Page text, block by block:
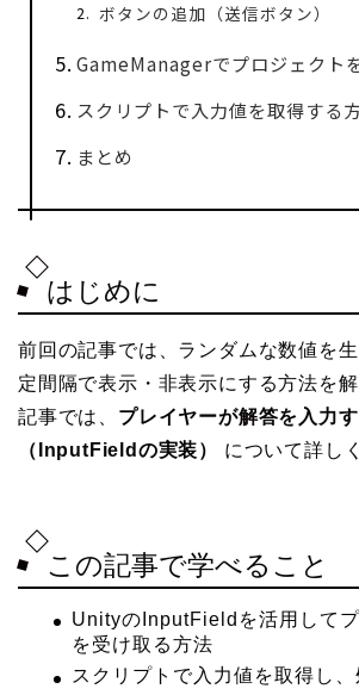
ボタンの追加（送信ボタン）
GameManagerでプロジェクト
スクリプトで入力値を取得する
まとめ
はじめに
前回の記事では、ランダムな数値を
定間隔で表示・非表示にする方法を
記事では、 プレイヤーが解答を入力
（InputFieldの実装）
について詳し
この記事で学べること
UnityのInputFieldを活用して
を受け取る方法
スクリプトで入力値を取得し